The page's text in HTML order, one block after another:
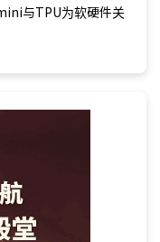
与TPU为软硬件关